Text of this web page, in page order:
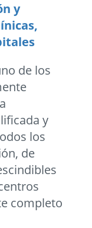
y
de los
y
los
de
completo